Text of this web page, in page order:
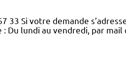
33 Si votre demande
Du lundi au vendredi, par mail